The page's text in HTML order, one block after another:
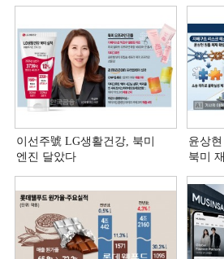
이선주號 LG생활건강, 북미
엔진 달았다
윤상
북미